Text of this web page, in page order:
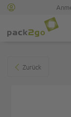
Zurück